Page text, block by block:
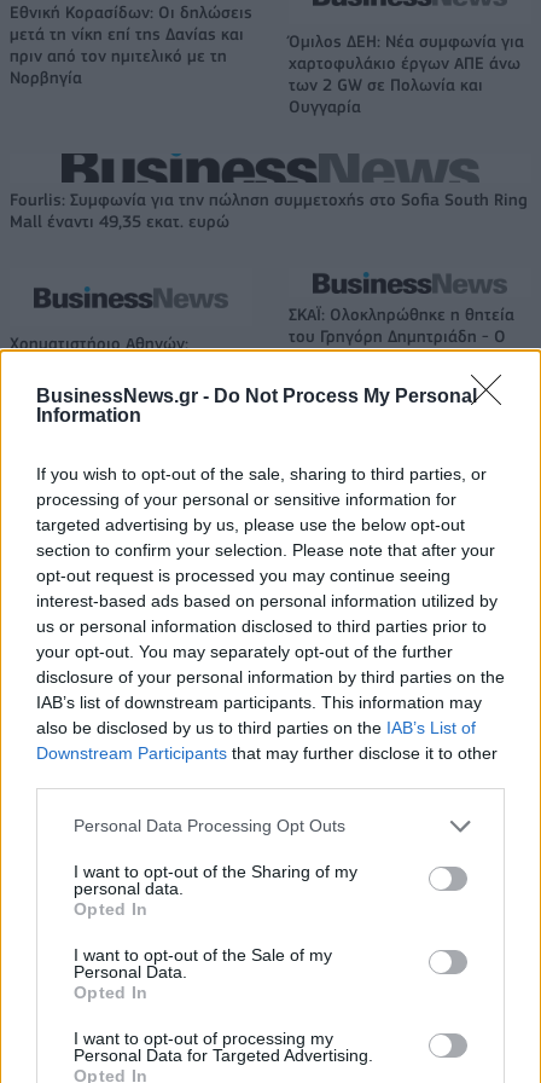
BusinessNews.gr - Do Not Process My Personal
Information
If you wish to opt-out of the sale, sharing to third parties, or
processing of your personal or sensitive information for
targeted advertising by us, please use the below opt-out
section to confirm your selection. Please note that after your
opt-out request is processed you may continue seeing
interest-based ads based on personal information utilized by
us or personal information disclosed to third parties prior to
your opt-out. You may separately opt-out of the further
disclosure of your personal information by third parties on the
IAB’s list of downstream participants. This information may
also be disclosed by us to third parties on the IAB’s List of
Downstream Participants that may further disclose it to other
Personal Data Processing Opt Outs
I want to opt-out of the Sharing of my
personal data.
Opted In
I want to opt-out of the Sale of my
Personal Data.
Opted In
I want to opt-out of processing my
Personal Data for Targeted Advertising.
Opted In
Εθνική Κορασίδων: Οι δηλώσεις
μετά τη νίκη επί της Δανίας και
πριν από τον ημιτελικό με τη
Νορβηγία
Όμιλος ΔΕΗ: Νέα συμφωνία για
χαρτοφυλάκιο έργων ΑΠΕ άνω
των 2 GW σε Πολωνία και
Ουγγαρία
Fourlis: Συμφωνία για την πώληση συμμετοχής στο Sofia South Ring
Mall έναντι 49,35 εκατ. ευρώ
Χρηματιστήριο Αθηνών:
κέρδη 23,31% από τις αρχές
του έτους
ΣΚΑΪ: Ολοκληρώθηκε η θητεία
του Γρηγόρη Δημητριάδη - Ο
Γιάννης Αλαφούζος επιστρέφει
Media: Με ενίσχυση 8 εκατ. ευρώ σε 451 επιχειρήσεις ξεκίνησε το
πρόγραμμα στήριξης- Κάλυψη εισφορών ΕΔΟΕΑΠ
Η Toyota φέρνει νέα γενιά
μπαταριών για τα υβριδικά της
Σε κινεζική… πολιορκία η
ευρωπαϊκή
αυτοκινητοβιομηχανία
Νέο Audi A2 e-tron με στόχο την κορυφή της αποδοτικότητας
και προχωράμε»
74-65 τη Δανία και παίζει
ημιτελικό με τη Νορβηγία
Ελληνική Αναπτυξιακή Τράπεζα: Με «προίκα» 2 δισ. ευρώ ανοίγει
δρόμο για δάνεια έως 5 δισ. σε μικρομεσαίες